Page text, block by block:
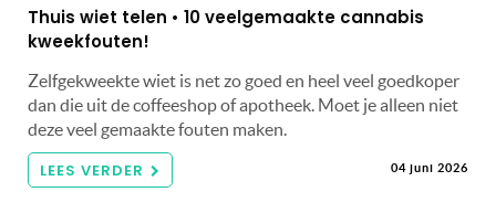
Thuis wiet telen • 10 veelgemaakte cannabis
kweekfouten!
Zelfgekweekte wiet is net zo goed en heel veel goedkoper
dan die uit de coffeeshop of apotheek. Moet je alleen niet
deze veel gemaakte fouten maken.
LEES VERDER 04 juni 2026